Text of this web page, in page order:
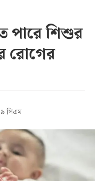
পারে শিশুর
রোগের
পিএম